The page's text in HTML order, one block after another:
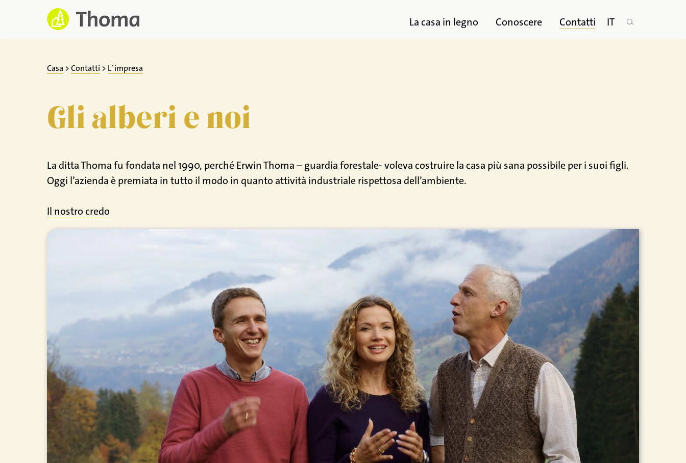
La casa in legno Conoscere Contatti IT
Casa >Contatti > L´impresa
Gli alberi e noi
La ditta Thoma fu fondata nel 1990, perché Erwin Thoma – guardia forestale- voleva costruire la casa più sana possibile per i suoi figli.
Oggi l’azienda è premiata in tutto il modo in quanto attività industriale rispettosa dell’ambiente.
Il nostro credo